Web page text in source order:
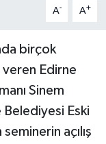
A- A+
birçok
Edirne
Sinem
Belediyesi Eski
açılış